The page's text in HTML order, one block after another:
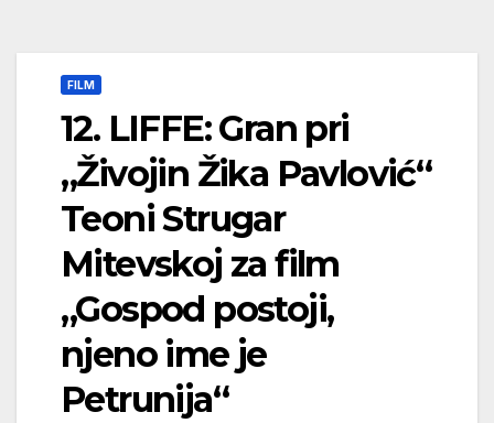
FILM
12. LIFFE: Gran pri
„Živojin Žika Pavlović“
Teoni Strugar
Mitevskoj za film
„Gospod postoji,
njeno ime je
Petrunija“